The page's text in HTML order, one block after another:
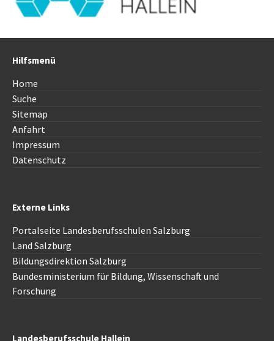
Hilfsmenü
Home
Suche
Sitemap
Anfahrt
Impressum
Datenschutz
Externe Links
Portalseite Landesberufsschulen Salzburg
Land Salzburg
Bildungsdirektion Salzburg
Bundesministerium für Bildung, Wissenschaft und
Forschung
Landesberufsschule Hallein